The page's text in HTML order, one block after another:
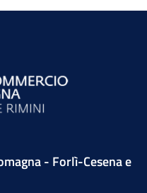
- Forlì-Cesena e